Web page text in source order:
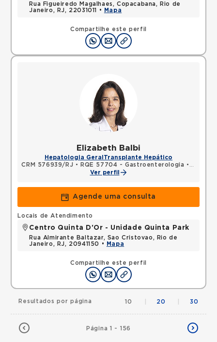
Compartilhe este perfil
Rua Figueiredo Magalhaes, Copacabana, Rio de
Janeiro, RJ, 22031011 •
Mapa
Elizabeth Balbi
Hepatologia Geral Transplante Hepático
CRM 576939/RJ • RQE 57704 - Gastroenterologia •
Ver perfil
Agende uma consulta
Compartilhe este perfil
Locais de Atendimento
Centro Quinta D'Or - Unidade Quinta Park
Rua Almirante Baltazar, Sao Cristovao, Rio de
Janeiro, RJ, 20941150 •
Mapa
Página 1 - 156
Resultados por página 10 20 30